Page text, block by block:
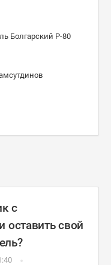
Болгарский Р-80
с
оставить свой